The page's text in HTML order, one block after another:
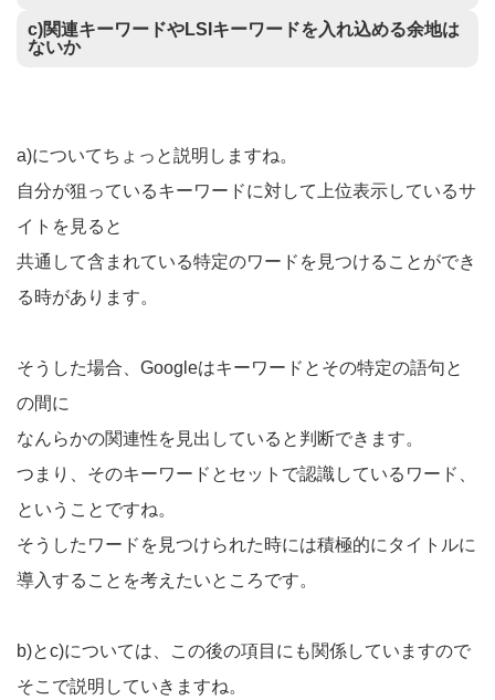
c)関連キーワードやLSIキーワードを入れ込める余地は
ないか
a)についてちょっと説明しますね。
自分が狙っているキーワードに対して上位表示しているサ
イトを見ると
共通して含まれている特定のワードを見つけることができ
る時があります。
そうした場合、Googleはキーワードとその特定の語句と
の間に
なんらかの関連性を見出していると判断できます。
つまり、そのキーワードとセットで認識しているワード、
ということですね。
そうしたワードを見つけられた時には積極的にタイトルに
導入することを考えたいところです。
b)とc)については、この後の項目にも関係していますので
そこで説明していきますね。